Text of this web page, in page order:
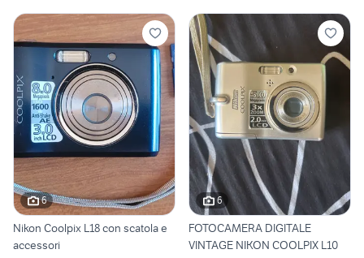
6
Nikon Coolpix L18 con scatola e
accessori
6
FOTOCAMERA DIGITALE
VINTAGE NIKON COOLPIX L10